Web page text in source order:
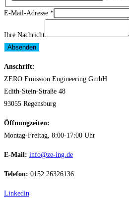
E-Mail-Adresse *
Ihre Nachricht
Absenden
Anschrift:
ZERO Emission Engineering GmbH
Edith-Stein-Straße 48
93055 Regensburg
Öffnungzeiten:
Montag-Freitag, 8:00-17:00 Uhr
E-Mail: info@ze-ing.de
Telefon: 0152 26326136
Linkedin